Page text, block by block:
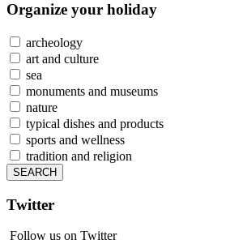
Organize your holiday
archeology
art and culture
sea
monuments and museums
nature
typical dishes and products
sports and wellness
tradition and religion
Twitter
Follow us on Twitter